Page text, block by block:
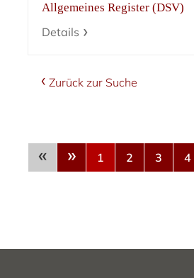
Allgemeines Register (DSV)
Details
Zurück zur Suche
« » 1 2 3 4